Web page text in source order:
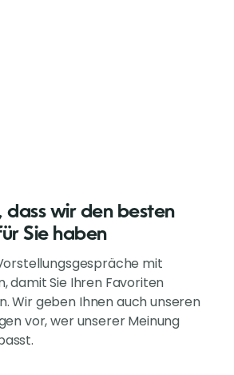
dass wir den besten
Sie haben
mit
damit Sie Ihren Favoriten
Wir geben Ihnen auch unseren
vor, wer unserer Meinung